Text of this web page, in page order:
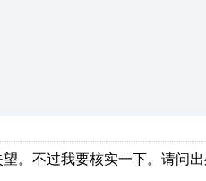
。不过我要核实一下。请问出